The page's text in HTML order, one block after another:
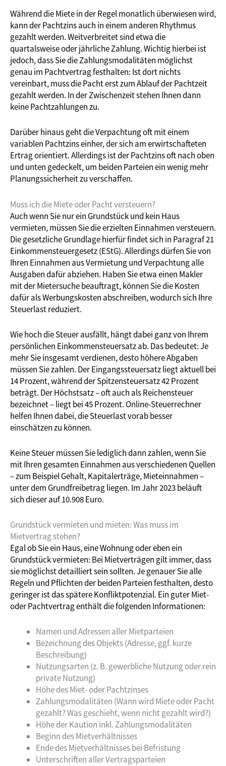
Während die Miete in der Regel monatlich überwiesen wird,
kann der Pachtzins auch in einem anderen Rhythmus
gezahlt werden. Weitverbreitet sind etwa die
quartalsweise oder jährliche Zahlung. Wichtig hierbei ist
jedoch, dass Sie die Zahlungsmodalitäten möglichst
genau im Pachtvertrag festhalten: Ist dort nichts
vereinbart, muss die Pacht erst zum Ablauf der Pachtzeit
gezahlt werden. In der Zwischenzeit stehen Ihnen dann
keine Pachtzahlungen zu.
Darüber hinaus geht die Verpachtung oft mit einem
variablen Pachtzins einher, der sich am erwirtschafteten
Ertrag orientiert. Allerdings ist der Pachtzins oft nach oben
und unten gedeckelt, um beiden Parteien ein wenig mehr
Planungssicherheit zu verschaffen.
Muss ich die Miete oder Pacht versteuern?
Auch wenn Sie nur ein Grundstück und kein Haus
vermieten, müssen Sie die erzielten Einnahmen versteuern.
Die gesetzliche Grundlage hierfür findet sich in Paragraf 21
Einkommensteuergesetz (EStG). Allerdings dürfen Sie von
Ihren Einnahmen aus Vermietung und Verpachtung alle
Ausgaben dafür abziehen. Haben Sie etwa einen Makler
mit der Mietersuche beauftragt, können Sie die Kosten
dafür als Werbungskosten abschreiben, wodurch sich Ihre
Steuerlast reduziert.
Wie hoch die Steuer ausfällt, hängt dabei ganz von Ihrem
persönlichen Einkommensteuersatz ab. Das bedeutet: Je
mehr Sie insgesamt verdienen, desto höhere Abgaben
müssen Sie zahlen. Der Eingangssteuersatz liegt aktuell bei
14 Prozent, während der Spitzensteuersatz 42 Prozent
beträgt. Der Höchstsatz – oft auch als Reichensteuer
bezeichnet – liegt bei 45 Prozent. Online-Steuerrechner
helfen Ihnen dabei, die Steuerlast vorab besser
einschätzen zu können.
Keine Steuer müssen Sie lediglich dann zahlen, wenn Sie
mit Ihren gesamten Einnahmen aus verschiedenen Quellen
– zum Beispiel Gehalt, Kapitalerträge, Mieteinnahmen –
unter dem Grundfreibetrag liegen. Im Jahr 2023 beläuft
sich dieser auf 10.908 Euro.
Grundstück vermieten und mieten: Was muss im
Mietvertrag stehen?
Egal ob Sie ein Haus, eine Wohnung oder eben ein
Grundstück vermieten: Bei Mietverträgen gilt immer, dass
sie möglichst detailliert sein sollten. Je genauer Sie alle
Regeln und Pflichten der beiden Parteien festhalten, desto
geringer ist das spätere Konfliktpotenzial. Ein guter Miet-
oder Pachtvertrag enthält die folgenden Informationen:
Namen und Adressen aller Mietparteien
Bezeichnung des Objekts (Adresse, ggf. kurze
Beschreibung)
Nutzungsarten (z. B. gewerbliche Nutzung oder rein
private Nutzung)
Höhe des Miet- oder Pachtzinses
Zahlungsmodalitäten (Wann wird Miete oder Pacht
gezahlt? Was geschieht, wenn nicht gezahlt wird?)
Höhe der Kaution inkl. Zahlungsmodalitäten
Beginn des Mietverhältnisses
Ende des Mietverhältnisses bei Befristung
Unterschriften aller Vertragsparteien